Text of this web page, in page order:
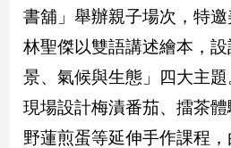
子/
情
藝
術
／
文
書舖」舉辦親子場次，特
林聖傑以雙語講述繪本，
景、氣候與生態」四大主題
現場設計梅漬番茄、擂茶
野蓮煎蛋等延伸手作課程